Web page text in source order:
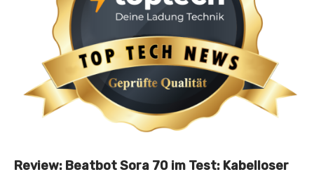
Review: Beatbot Sora 70 im Test: Kabelloser